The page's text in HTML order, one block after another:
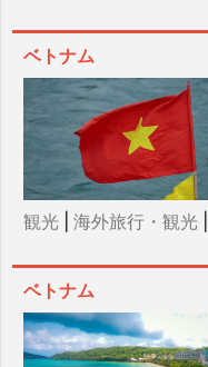
ベトナム
観光 海外旅行・観光
ベトナム